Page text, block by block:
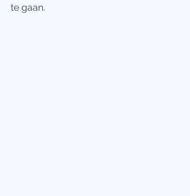
te gaan.